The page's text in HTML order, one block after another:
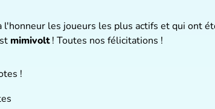
l'honneur les joueurs les plus actifs et qui ont
mimivolt! Toutes nos félicitations !
!